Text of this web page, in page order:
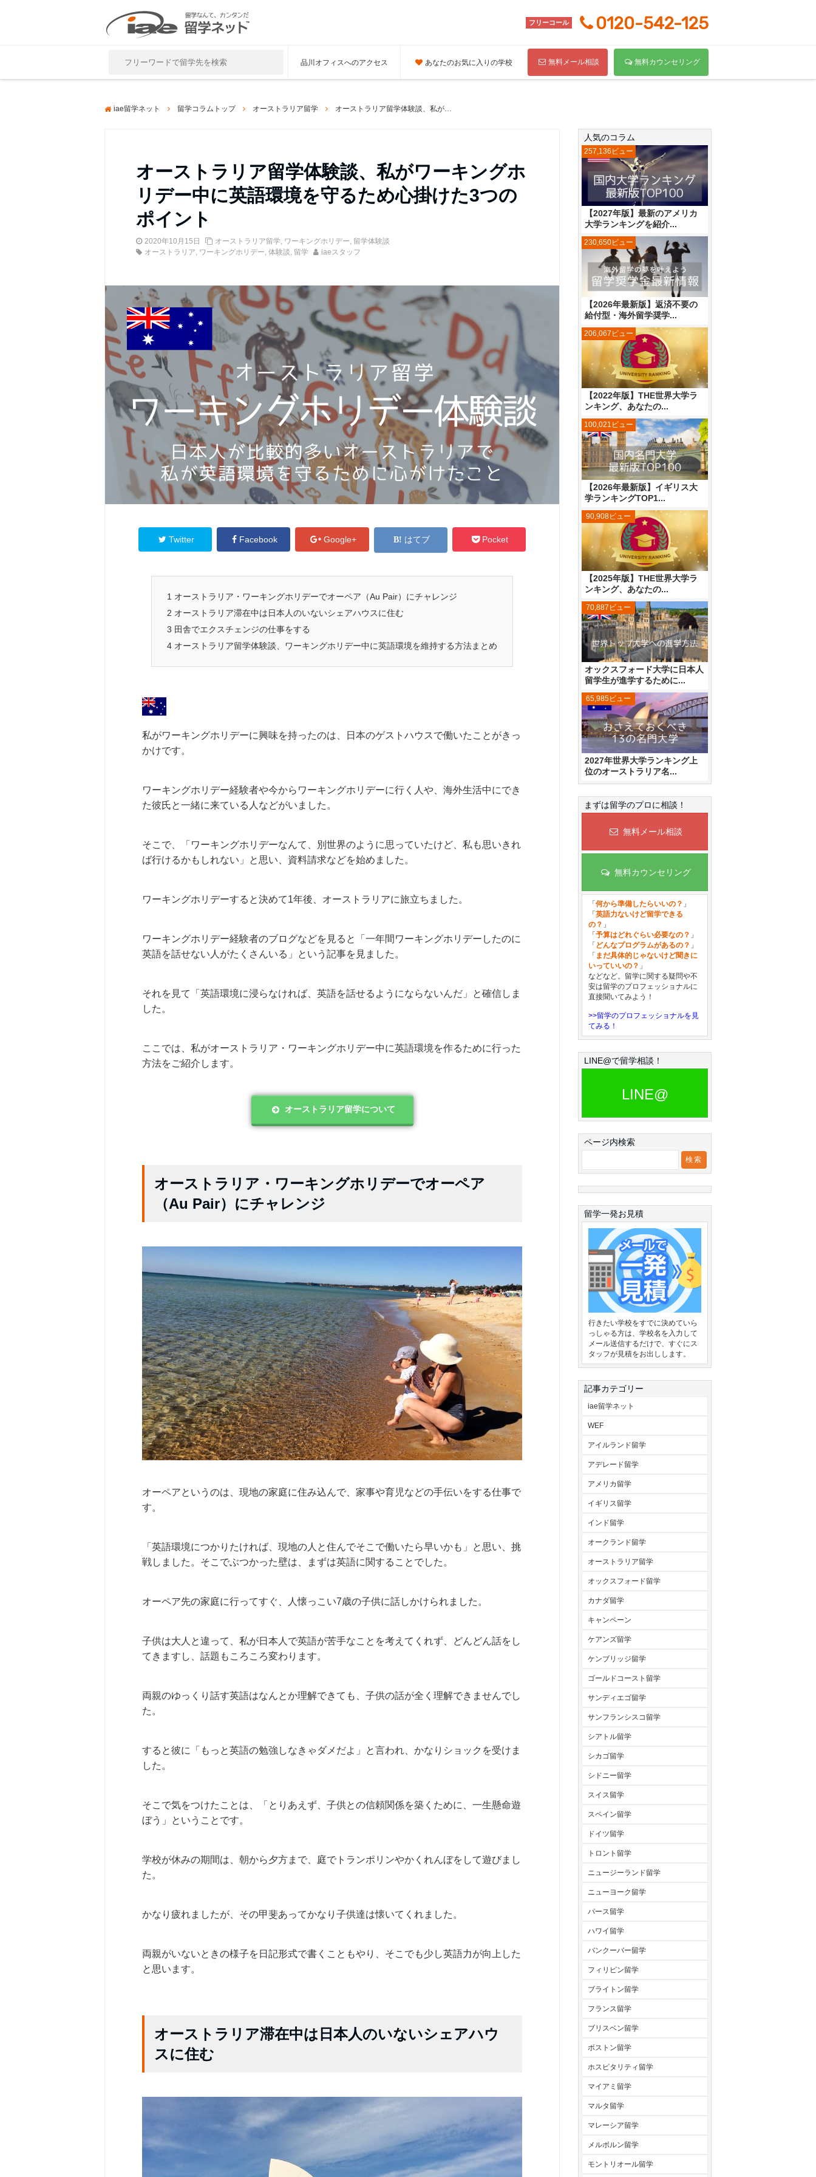
フリーコール 0120-542-125
品川オフィスへのアクセス あなたのお気に入りの学校 無料メール相談 無料カウンセリング
iae留学ネット 留学コラムトップ オーストラリア留学 オーストラリア留学体験談、私がワーキングホリデー中に英語環境を守るため心掛けた3つのポイント
オーストラリア留学体験談、私がワーキングホ
リデー中に英語環境を守るため心掛けた3つの
ポイント
2020年10月15日 オーストラリア留学, ワーキングホリデー, 留学体験談
オーストラリア, ワーキングホリデー, 体験談, 留学 iaeスタッフ
Twitter Facebook Google+ はてブ Pocket
1 オーストラリア・ワーキングホリデーでオーペア（Au Pair）にチャレンジ
2 オーストラリア滞在中は日本人のいないシェアハウスに住む
3 田舎でエクスチェンジの仕事をする
4 オーストラリア留学体験談、ワーキングホリデー中に英語環境を維持する方法まとめ
私がワーキングホリデーに興味を持ったのは、日本のゲストハウスで働いたことがきっ
かけです。
ワーキングホリデー経験者や今からワーキングホリデーに行く人や、海外生活中にでき
た彼氏と一緒に来ている人などがいました。
そこで、「ワーキングホリデーなんて、別世界のように思っていたけど、私も思いきれ
ば行けるかもしれない」と思い、資料請求などを始めました。
ワーキングホリデーすると決めて1年後、オーストラリアに旅立ちました。
ワーキングホリデー経験者のブログなどを見ると「一年間ワーキングホリデーしたのに
英語を話せない人がたくさんいる」という記事を見ました。
それを見て「英語環境に浸らなければ、英語を話せるようにならないんだ」と確信しま
した。
ここでは、私がオーストラリア・ワーキングホリデー中に英語環境を作るために行った
方法をご紹介します。
オーストラリア留学について
オーストラリア・ワーキングホリデーでオーペア
（Au Pair）にチャレンジ
オーペアというのは、現地の家庭に住み込んで、家事や育児などの手伝いをする仕事で
す。
「英語環境につかりたければ、現地の人と住んでそこで働いたら早いかも」と思い、挑
戦しました。そこでぶつかった壁は、まずは英語に関することでした。
オーペア先の家庭に行ってすぐ、人懐っこい7歳の子供に話しかけられました。
子供は大人と違って、私が日本人で英語が苦手なことを考えてくれず、どんどん話をし
てきますし、話題もころころ変わります。
両親のゆっくり話す英語はなんとか理解できても、子供の話が全く理解できませんでし
た。
すると彼に「もっと英語の勉強しなきゃダメだよ」と言われ、かなりショックを受けま
した。
そこで気をつけたことは、「とりあえず、子供との信頼関係を築くために、一生懸命遊
ぼう」ということです。
学校が休みの期間は、朝から夕方まで、庭でトランポリンやかくれんぼをして遊びまし
た。
かなり疲れましたが、その甲斐あってかなり子供達は懐いてくれました。
両親がいないときの様子を日記形式で書くこともやり、そこでも少し英語力が向上した
と思います。
オーストラリア滞在中は日本人のいないシェアハウ
スに住む
人気のコラム
【2027年版】最新のアメリカ
大学ランキングを紹介...
257,136ビュー
【2026年最新版】返済不要の
給付型・海外留学奨学...
230,650ビュー
【2022年版】THE世界大学ラ
ンキング、あなたの...
206,067ビュー
【2026年最新版】イギリス大
学ランキングTOP1...
100,021ビュー
【2025年版】THE世界大学ラ
ンキング、あなたの...
90,908ビュー
オックスフォード大学に日本人
留学生が進学するために...
70,887ビュー
2027年世界大学ランキング上
位のオーストラリア名...
65,985ビュー
まずは留学のプロに相談！
無料メール相談
無料カウンセリング
「 何から準備したらいいの？ 」
「 英語力ないけど留学できる
の？ 」
「 予算はどれぐらい必要なの？ 」
「 どんなプログラムがあるの？ 」
「 まだ具体的じゃないけど聞きに
いっていいの？ 」
などなど。留学に関する疑問や不
安は留学のプロフェッショナルに
直接聞いてみよう！
>>留学のプロフェッショナルを見
てみる！
LINE@で留学相談！
LINE@
ページ内検索
留学一発お見積
行きたい学校をすでに決めていら
っしゃる方は、学校名を入力して
メール送信するだけで、すぐにス
タッフが見積をお出しします。
記事カテゴリー
iae留学ネット
WEF
アイルランド留学
アデレード留学
アメリカ留学
イギリス留学
インド留学
オークランド留学
オーストラリア留学
オックスフォード留学
カナダ留学
キャンペーン
ケアンズ留学
ケンブリッジ留学
ゴールドコースト留学
サンディエゴ留学
サンフランシスコ留学
シアトル留学
シカゴ留学
シドニー留学
スイス留学
スペイン留学
ドイツ留学
トロント留学
ニュージーランド留学
ニューヨーク留学
パース留学
ハワイ留学
バンクーバー留学
フィリピン留学
ブライトン留学
フランス留学
ブリスベン留学
ボストン留学
ホスピタリティ留学
マイアミ留学
マルタ留学
マレーシア留学
メルボルン留学
モントリオール留学